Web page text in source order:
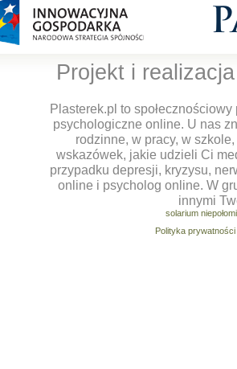
Projekt i
Plasterek.pl to
psychologiczne online. U nas
rodzinne, w pracy, w
wskazówek, jakie udzieli Ci
przypadku depresji, kryzysu,
online i psycholog online. W
innymi
solarium
Polityka prywatności